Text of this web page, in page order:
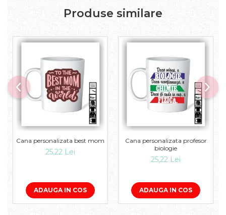
Produse similare
Cana personalizata best mom
25,22 Lei
ADAUGA IN COS
Cana personalizata profesor
biologie
25,22 Lei
ADAUGA IN COS